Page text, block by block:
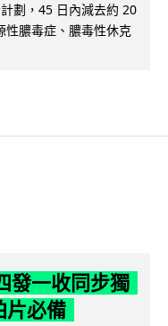
劃，45 日內減去約 20
性膿毒症、膿毒性休克
發一收同步獨
片必備